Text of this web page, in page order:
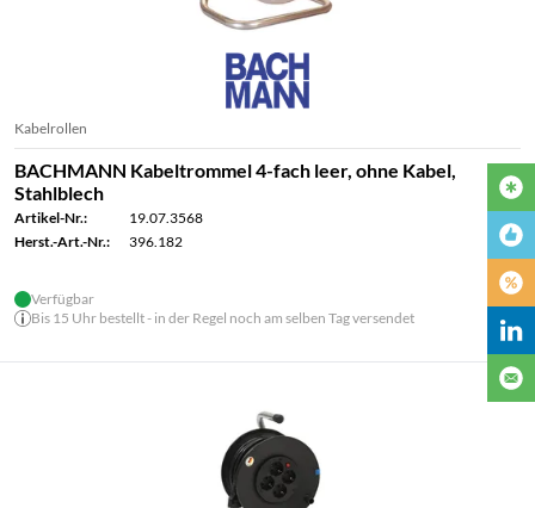
Kabelrollen
BACHMANN Kabeltrommel 4-fach leer, ohne Kabel,
Stahlblech
Artikel-Nr.:
19.07.3568
Herst.-Art.-Nr.:
396.182
Verfügbar
Bis 15 Uhr bestellt - in der Regel noch am selben Tag versendet